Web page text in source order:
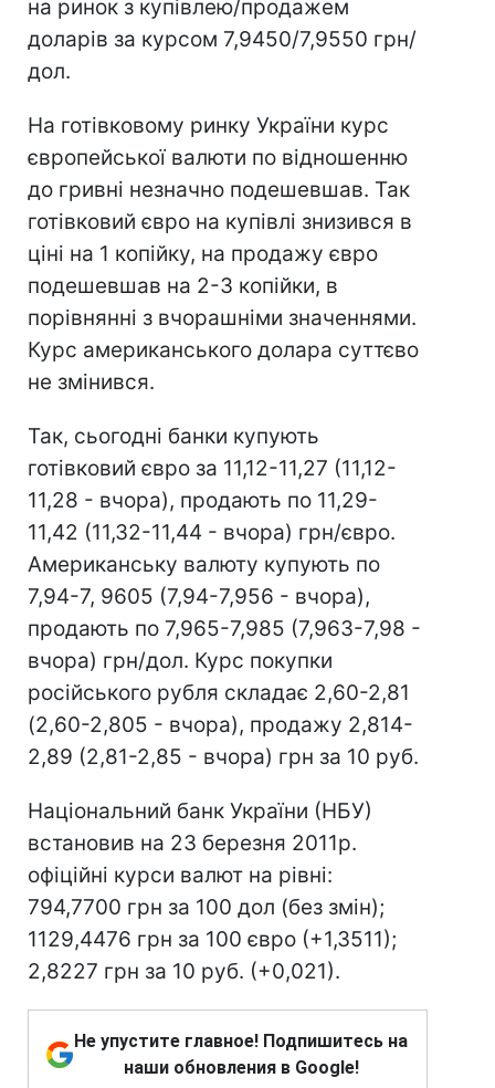
на ринок з купівлею/продажем
доларів за курсом 7,9450/7,9550 грн/
дол.
На готівковому ринку України курс
європейської валюти по відношенню
до гривні незначно подешевшав. Так
готівковий євро на купівлі знизився в
ціні на 1 копійку, на продажу євро
подешевшав на 2-3 копійки, в
порівнянні з вчорашніми значеннями.
Курс американського долара суттєво
не змінився.
Так, сьогодні банки купують
готівковий євро за 11,12-11,27 (11,12-
11,28 - вчора), продають по 11,29-
11,42 (11,32-11,44 - вчора) грн/євро.
Американську валюту купують по
7,94-7, 9605 (7,94-7,956 - вчора),
продають по 7,965-7,985 (7,963-7,98 -
вчора) грн/дол. Курс покупки
російського рубля складає 2,60-2,81
(2,60-2,805 - вчора), продажу 2,814-
2,89 (2,81-2,85 - вчора) грн за 10 руб.
Національний банк України (НБУ)
встановив на 23 березня 2011р.
офіційні курси валют на рівні:
794,7700 грн за 100 дол (без змін);
1129,4476 грн за 100 євро (+1,3511);
2,8227 грн за 10 руб. (+0,021).
Не упустите главное! Подпишитесь на
наши обновления в Google!